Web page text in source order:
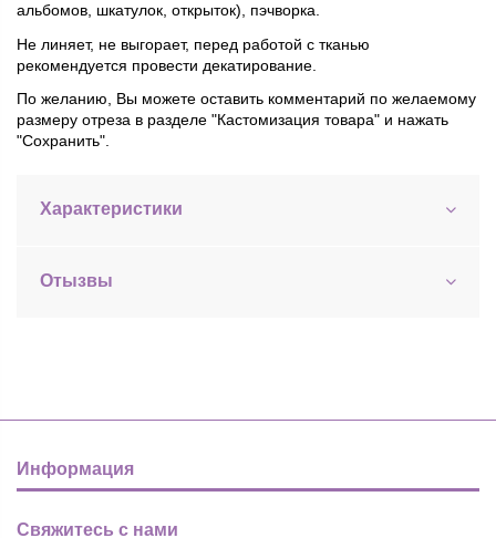
альбомов, шкатулок, открыток), пэчворка.
Не линяет, не выгорает, перед работой с тканью
рекомендуется провести декатирование.
По желанию, Вы можете оставить комментарий по желаемому
размеру отреза в разделе "Кастомизация товара" и нажать
"Сохранить".
Характеристики
Отызвы
Информация
Свяжитесь с нами